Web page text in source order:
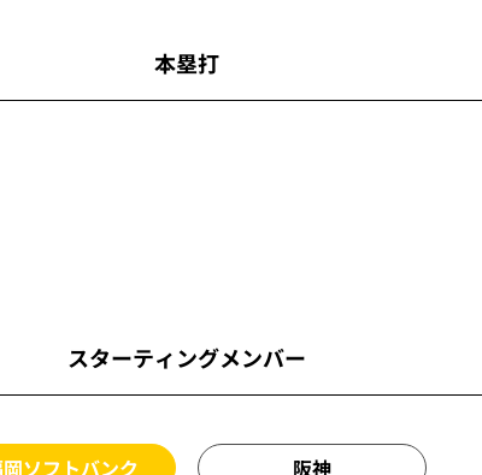
本塁打
スターティングメンバー
ソフトバンク 阪神